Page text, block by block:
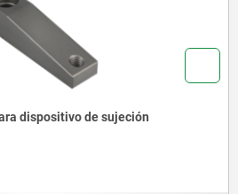
Dispositivos de sujeción neumáticos